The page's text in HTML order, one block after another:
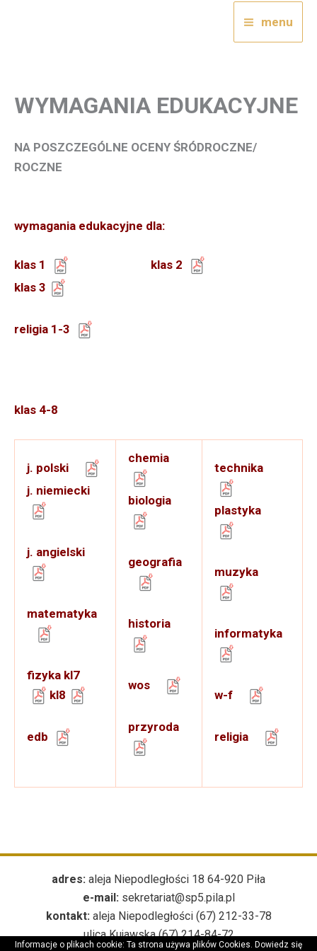
menu
WYMAGANIA EDUKACYJNE
NA POSZCZEGÓLNE OCENY ŚRÓDROCZNE/
ROCZNE
wymagania edukacyjne dla:
klas 1
klas 2
klas 3
religia 1-3
klas 4-8
j. polski
j. niemiecki
j. angielski
matematyka
fizyka kl7
kl8
edb
chemia
biologia
geografia
historia
wos
przyroda
technika
plastyka
muzyka
informatyka
w-f
religia
adres: aleja Niepodległości 18 64-920 Piła
e-mail: sekretariat@sp5.pila.pl
kontakt: aleja Niepodległości (67) 212-33-78
ulica Kujawska (67) 214-84-72
Informacje o plikach cookie: Ta strona używa plików Cookies. Dowiedz się